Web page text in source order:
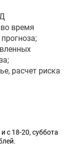
время
расчет риска
с 18-20, суббота